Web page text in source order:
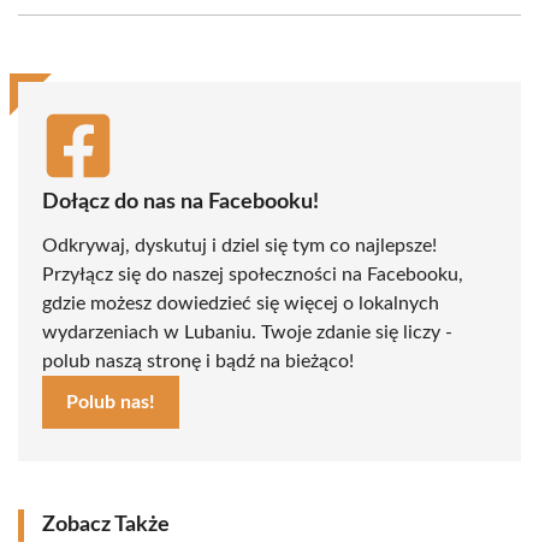
(Twitter)
Dołącz do nas na Facebooku!
Odkrywaj, dyskutuj i dziel się tym co najlepsze!
Przyłącz się do naszej społeczności na Facebooku,
gdzie możesz dowiedzieć się więcej o lokalnych
wydarzeniach w Lubaniu. Twoje zdanie się liczy -
polub naszą stronę i bądź na bieżąco!
Polub nas!
Zobacz Także